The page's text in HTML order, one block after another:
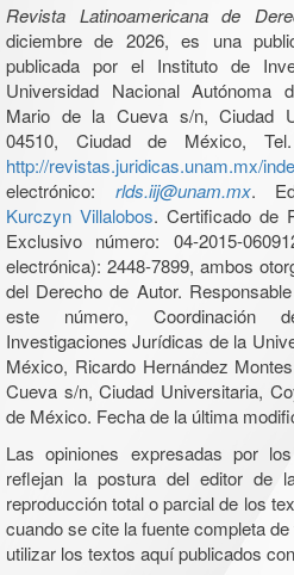
Revista Latinoamericana de
diciembre de 2026, es una
publicada por el Instituto de
Universidad Nacional Autónoma
Mario de la Cueva s/n, Ciudad
04510, Ciudad de México,
http://revistas.juridicas.unam.mx/
electrónico: rlds.iij@unam.mx.
Kurczyn Villalobos. Certificado de
Exclusivo número: 04-2015-
electrónica): 2448-7899, ambos
del Derecho de Autor.
este número, Coordinación
Investigaciones Jurídicas de la
México, Ricardo Hernández
Cueva s/n, Ciudad Universitaria,
de México. Fecha de la última
Las opiniones expresadas por
reflejan la postura del editor de
reproducción total o parcial de los
cuando se cite la fuente completa
utilizar los textos aquí publicados